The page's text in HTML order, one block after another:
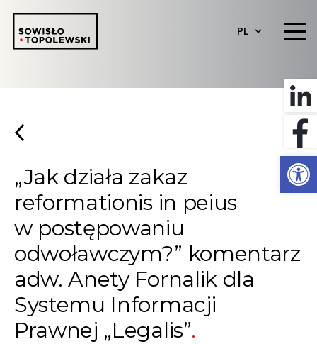
PL
„Jak działa zakaz
reformationis in peius
w postępowaniu
odwoławczym?” komentarz
adw. Anety Fornalik dla
Systemu Informacji
Prawnej „Legalis”